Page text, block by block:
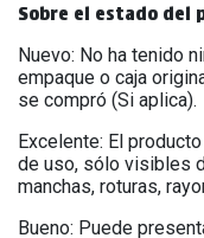
Sobre el estado del
Nuevo: No ha tenido
empaque o caja
se compró (Si aplica).
Excelente: El
de uso, sólo visibles
manchas, roturas,
Bueno: Puede